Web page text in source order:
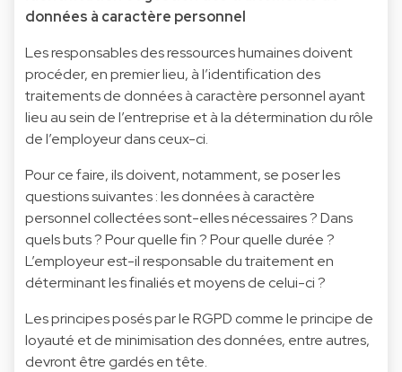
données à caractère personnel
Les responsables des ressources humaines doivent
procéder, en premier lieu, à l’identification des
traitements de données à caractère personnel ayant
lieu au sein de l’entreprise et à la détermination du rôle
de l’employeur dans ceux-ci.
Pour ce faire, ils doivent, notamment, se poser les
questions suivantes : les données à caractère
personnel collectées sont-elles nécessaires ? Dans
quels buts ? Pour quelle fin ? Pour quelle durée ?
L’employeur est-il responsable du traitement en
déterminant les finaliés et moyens de celui-ci ?
Les principes posés par le RGPD comme le principe de
loyauté et de minimisation des données, entre autres,
devront être gardés en tête.